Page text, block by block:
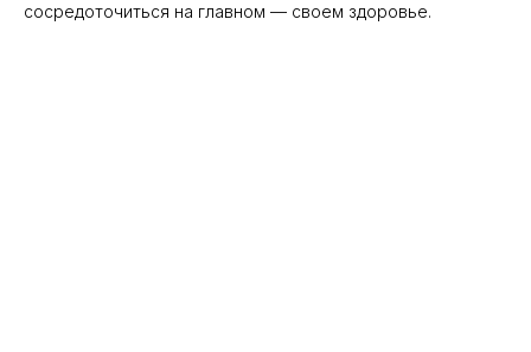
сосредоточиться на главном — своем здоровье.